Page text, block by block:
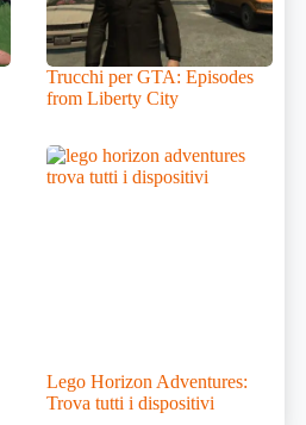
Trucchi per GTA: Episodes
from Liberty City
Lego Horizon Adventures:
Trova tutti i dispositivi